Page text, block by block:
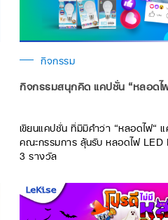
กิจกรรม
กิจกรรมสนุกคิด แคปชั่น “หลอดไ
เขียนแคปชั่น ที่มีมีคำว่า “หลอดไฟ“
คณะกรรมการ ลุ้นรับ หลอดไฟ
3 รางวัล